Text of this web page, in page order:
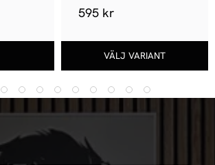
595 kr